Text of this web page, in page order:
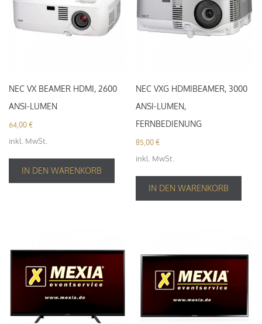
NEC VX BEAMER HDMI, 2600
ANSI-LUMEN
64,00 €
inkl. MwSt.
IN DEN WARENKORB
NEC VXG HDMIBEAMER, 3000
ANSI-LUMEN,
FERNBEDIENUNG
85,00€
inkl. MwSt.
IN DEN WARENKORB